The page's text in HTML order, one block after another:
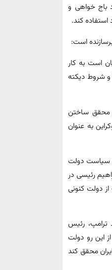
باج خواهی و
کند.
است:
است به کار
و شروط دیکته
محقق ساختن
به عنوان
سیاست دولت
رئیسی در
دولت کنونی
ترامپ، رئیس
این رو دولت
محقق کند